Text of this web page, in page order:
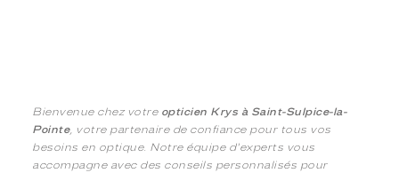
Bienvenue chez votre opticien Krys à Saint-Sulpice-la-
Pointe, votre partenaire de confiance pour tous vos
besoins en optique. Notre équipe d'experts vous
accompagne avec des conseils personnalisés pour